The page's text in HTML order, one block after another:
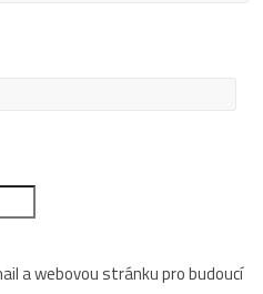
a webovou stránku pro budoucí